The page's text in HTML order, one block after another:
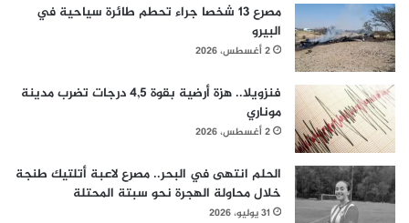
مصرع 13 شخصا جراء تحطم طائرة سياحية في
البيرو
2 أغسطس، 2026
فنزويلا.. هزة أرضية بقوة 4,5 درجات تضرب مدينة
موناري
2 أغسطس، 2026
الحلم انتهى في البحر.. مصرع لاعبة أتلتيك طنجة
خلال محاولة الهجرة نحو سبتة المحتلة
31 يوليو، 2026